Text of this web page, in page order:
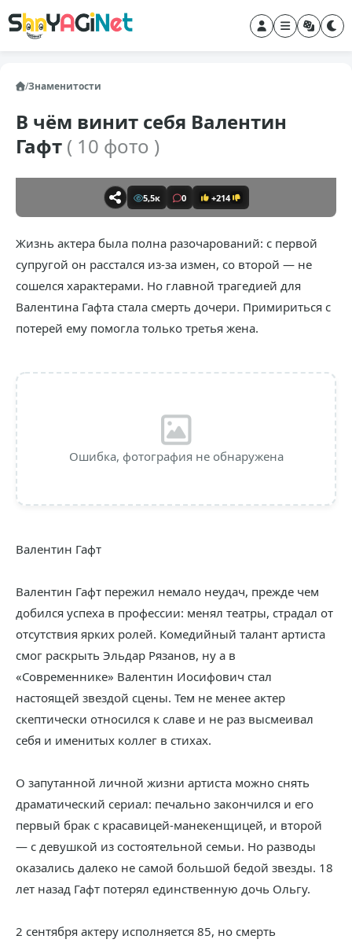
/Знаменитости
В чём винит себя Валентин
Гафт ( 10 фото )
5,5к 0 +214
Жизнь актера была полна разочарований: с первой
супругой он расстался из-за измен, со второй — не
сошелся характерами. Но главной трагедией для
Валентина Гафта стала смерть дочери. Примириться с
потерей ему помогла только третья жена.
Ошибка, фотография не обнаружена
Валентин Гафт
Валентин Гафт пережил немало неудач, прежде чем
добился успеха в профессии: менял театры, страдал от
отсутствия ярких ролей. Комедийный талант артиста
смог раскрыть Эльдар Рязанов, ну а в
«Современнике» Валентин Иосифович стал
настоящей звездой сцены. Тем не менее актер
скептически относился к славе и не раз высмеивал
себя и именитых коллег в стихах.
О запутанной личной жизни артиста можно снять
драматический сериал: печально закончился и его
первый брак с красавицей-манекенщицей, и второй
— с девушкой из состоятельной семьи. Но разводы
оказались далеко не самой большой бедой звезды. 18
лет назад Гафт потерял единственную дочь Ольгу.
2 сентября актеру исполняется 85, но смерть